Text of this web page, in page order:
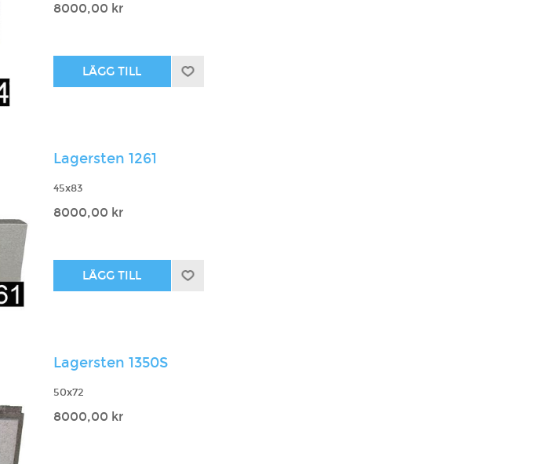
8000,00 kr
Lagersten 1261
45x83
8000,00 kr
Lagersten 1350S
50x72
8000,00 kr